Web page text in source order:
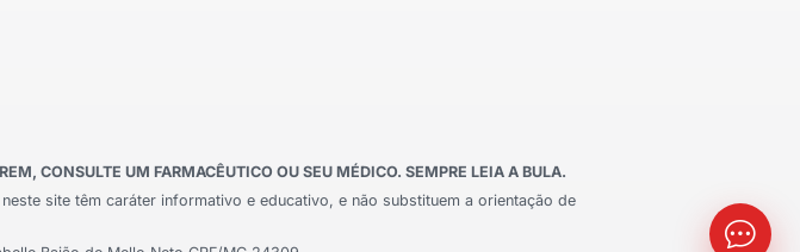
CONSULTE UM FARMACÊUTICO OU SEU MÉDICO. SEMPRE LEIA A BULA.
site têm caráter informativo e educativo, e não substituem a orientação de